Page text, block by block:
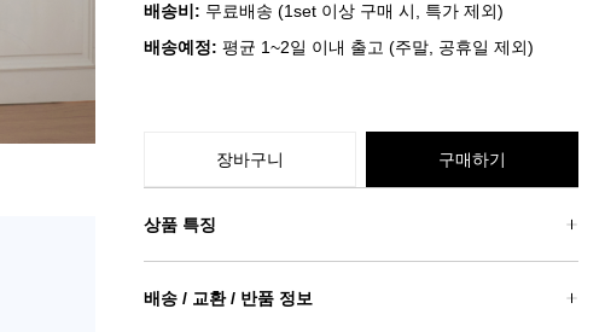
배송비: 무료배송 (1set 이상 구매 시, 특가 제외)
배송예정: 평균 1~2일 이내 출고 (주말, 공휴일 제외)
장바구니 구매하기
상품 특징
배송 / 교환 / 반품 정보